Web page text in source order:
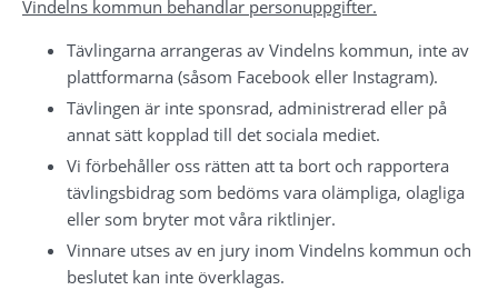
Vindelns kommun behandlar personuppgifter.
Tävlingarna arrangeras av Vindelns kommun, inte av
plattformarna (såsom Facebook eller Instagram).
Tävlingen är inte sponsrad, administrerad eller på
annat sätt kopplad till det sociala mediet.
Vi förbehåller oss rätten att ta bort och rapportera
tävlingsbidrag som bedöms vara olämpliga, olagliga
eller som bryter mot våra riktlinjer.
Vinnare utses av en jury inom Vindelns kommun och
beslutet kan inte överklagas.